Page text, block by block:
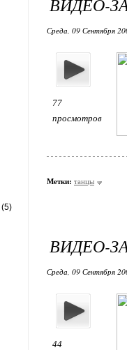
(5)
Среда, 09 Сентября
77
просмотров
Метки: танцы
ВИДЕО-
Среда, 09 Сентября
44